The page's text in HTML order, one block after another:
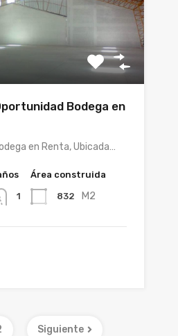
Bodega en
en Renta, Ubicada…
1
Área construida
832 M2
Siguiente